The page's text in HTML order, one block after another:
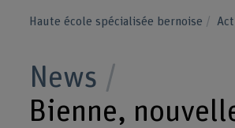
Haute école spécialisée bernoise
News
Bienne,